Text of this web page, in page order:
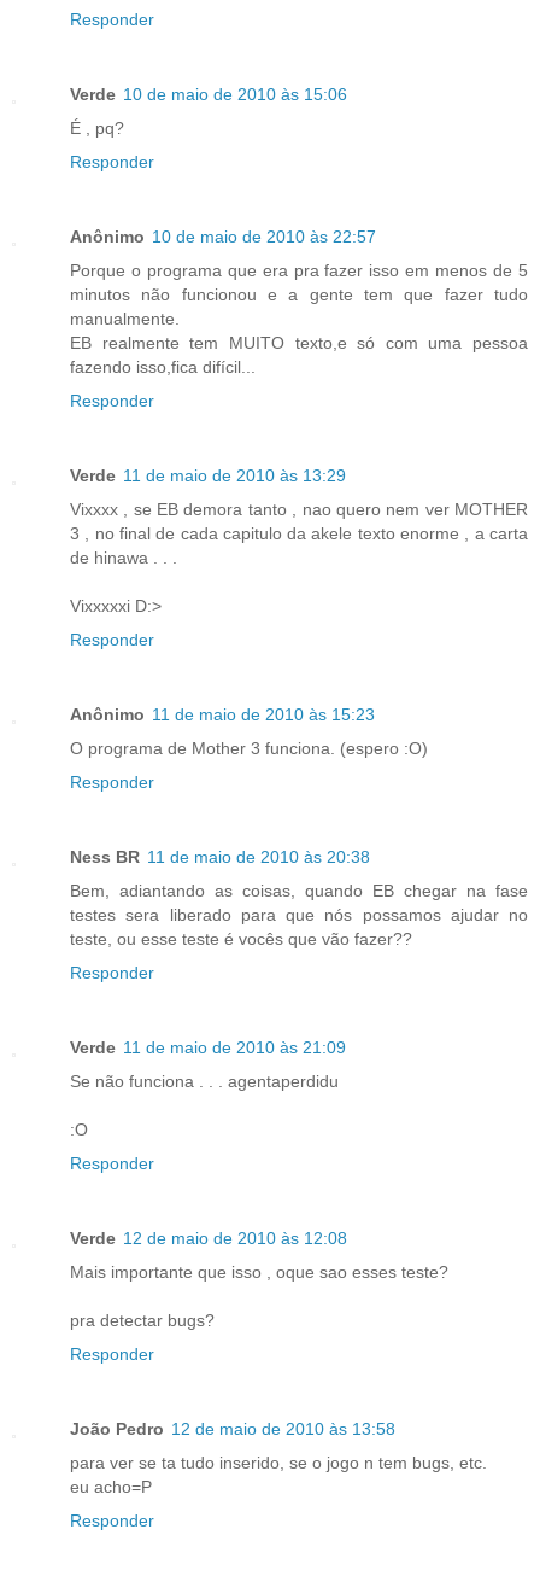
Responder
Verde 10 de maio de 2010 às 15:06
É , pq?
Responder
Anônimo 10 de maio de 2010 às 22:57
Porque o programa que era pra fazer isso em menos de 5
minutos não funcionou e a gente tem que fazer tudo
manualmente.
EB realmente tem MUITO texto,e só com uma pessoa
fazendo isso,fica difícil...
Responder
Verde 11 de maio de 2010 às 13:29
Vixxxx , se EB demora tanto , nao quero nem ver MOTHER
3 , no final de cada capitulo da akele texto enorme , a carta
de hinawa . . .
Vixxxxxi D:>
Responder
Anônimo 11 de maio de 2010 às 15:23
O programa de Mother 3 funciona. (espero :O)
Responder
Ness BR 11 de maio de 2010 às 20:38
Bem, adiantando as coisas, quando EB chegar na fase
testes sera liberado para que nós possamos ajudar no
teste, ou esse teste é vocês que vão fazer??
Responder
Verde 11 de maio de 2010 às 21:09
Se não funciona . . . agentaperdidu
:O
Responder
Verde 12 de maio de 2010 às 12:08
Mais importante que isso , oque sao esses teste?
pra detectar bugs?
Responder
João Pedro 12 de maio de 2010 às 13:58
para ver se ta tudo inserido, se o jogo n tem bugs, etc.
eu acho=P
Responder